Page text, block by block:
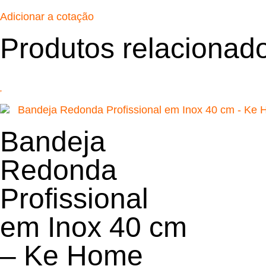
Adicionar a cotação
Produtos
Bandeja
Redonda
Profissional
em Inox 40 cm
– Ke Home